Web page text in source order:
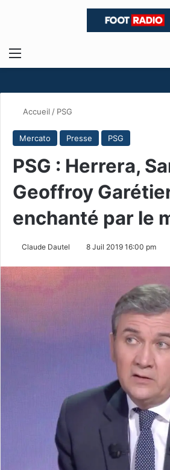
Menu
Accueil / PSG
Mercato Presse PSG
PSG : Herrera,
Geoffroy
enchanté par le
Claude Dautel 8 Juil 2019 16:00 pm